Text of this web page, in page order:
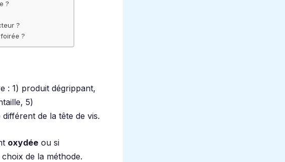
?
?
?
: 1) produit dégrippant,
5)
de la tête de vis.
oxydée ou si
de la méthode.